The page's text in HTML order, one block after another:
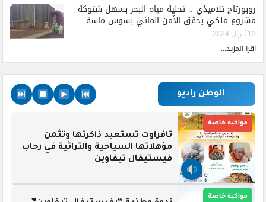
روبورتاج تلاميذي .. تحلية مياه البحر بسهل شتوكة
مشروع ملكي يحقق الأمن المائي بسوس ماسة
13 أبريل 2024
إقرا المزيد...
الوطن راديو
مواكبة خاصة
تافراوت تستعيد ذاكرتها وتثمن
مؤهلاتها السياحية والتراثية في رحاب
فيستيفال تيفاوين
مواكبة خاصة